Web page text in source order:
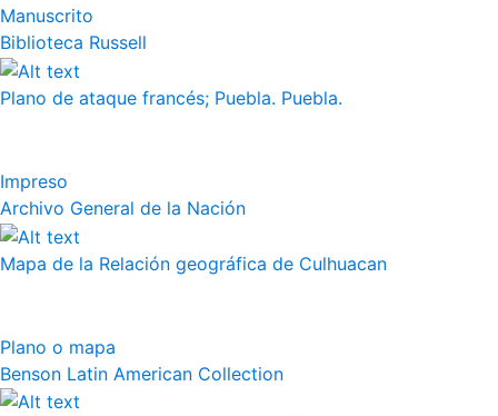
Manuscrito
Biblioteca Russell
Plano de ataque francés; Puebla. Puebla.
Impreso
Archivo General de la Nación
Mapa de la Relación geográfica de Culhuacan
Plano o mapa
Benson Latin American Collection